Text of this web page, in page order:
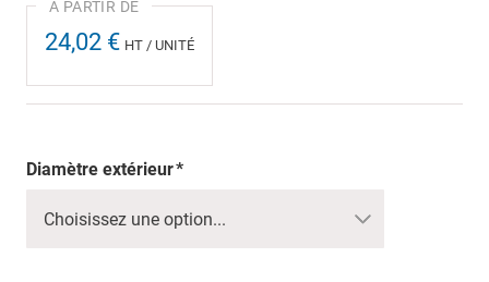
24,02 € HT / UNITÉ
Diamètre extérieur